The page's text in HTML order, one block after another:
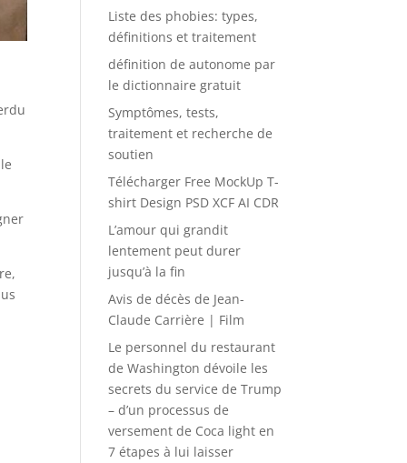
Liste des phobies: types,
définitions et traitement
définition de autonome par
le dictionnaire gratuit
Symptômes, tests,
traitement et recherche de
soutien
Télécharger Free MockUp T-
shirt Design PSD XCF AI CDR
L’amour qui grandit
lentement peut durer
jusqu’à la fin
Avis de décès de Jean-
Claude Carrière | Film
Le personnel du restaurant
de Washington dévoile les
secrets du service de Trump
– d’un processus de
versement de Coca light en
7 étapes à lui laisser